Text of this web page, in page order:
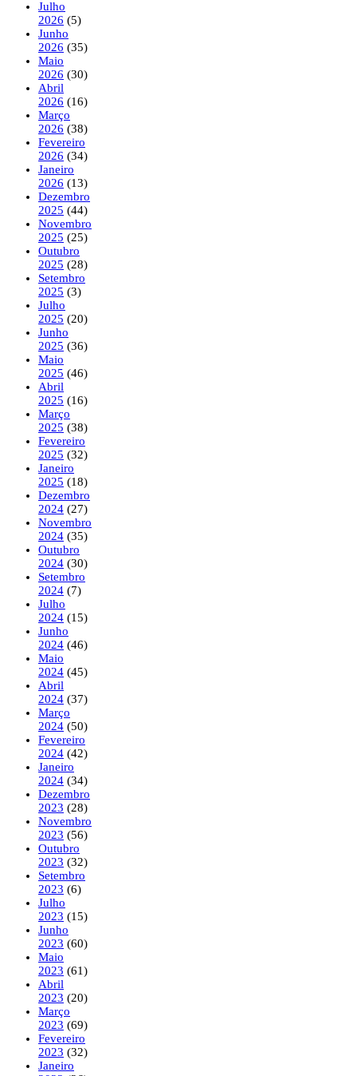
Julho
2026 (5)
Junho
2026 (35)
Maio
2026 (30)
Abril
2026 (16)
Março
2026 (38)
Fevereiro
2026 (34)
Janeiro
2026 (13)
Dezembro
2025 (44)
Novembro
2025 (25)
Outubro
2025 (28)
Setembro
2025 (3)
Julho
2025 (20)
Junho
2025 (36)
Maio
2025 (46)
Abril
2025 (16)
Março
2025 (38)
Fevereiro
2025 (32)
Janeiro
2025 (18)
Dezembro
2024 (27)
Novembro
2024 (35)
Outubro
2024 (30)
Setembro
2024 (7)
Julho
2024 (15)
Junho
2024 (46)
Maio
2024 (45)
Abril
2024 (37)
Março
2024 (50)
Fevereiro
2024 (42)
Janeiro
2024 (34)
Dezembro
2023 (28)
Novembro
2023 (56)
Outubro
2023 (32)
Setembro
2023 (6)
Julho
2023 (15)
Junho
2023 (60)
Maio
2023 (61)
Abril
2023 (20)
Março
2023 (69)
Fevereiro
2023 (32)
Janeiro